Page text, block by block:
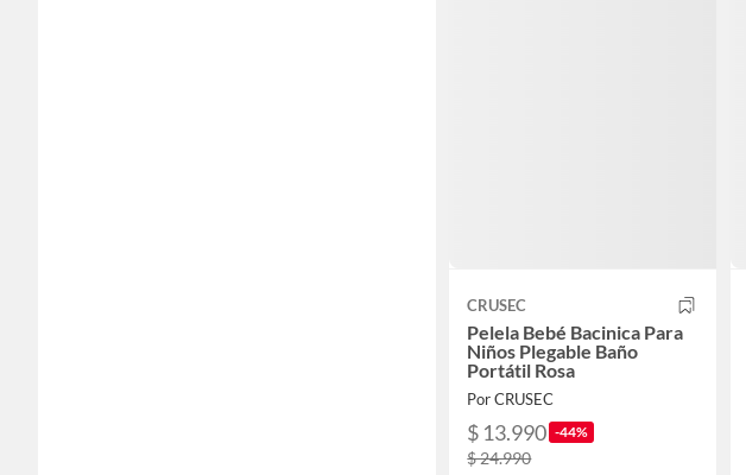
CRUSEC
Pelela Bebé Bacinica Para
Niños Plegable Baño
Portátil Rosa
Por CRUSEC
$ 13.990 -44%
$ 24.990